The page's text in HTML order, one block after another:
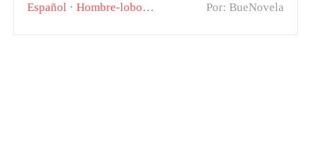
Español ·Hombre-lobo RománticaPor: BueNovela